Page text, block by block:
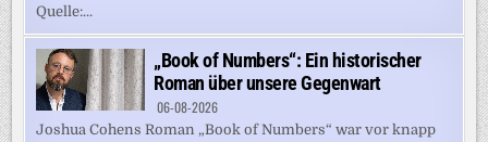
Quelle:...
„Book of Numbers“: Ein historischer
Roman über unsere Gegenwart
06-08-2026
Joshua Cohens Roman „Book of Numbers“ war vor knapp